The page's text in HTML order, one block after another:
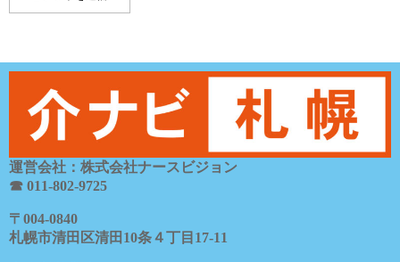
運営会社：株式会社ナースビジョン
☎ 011-802-9725
〒 004-0840
札幌市清田区清田 10条４丁目 17-11